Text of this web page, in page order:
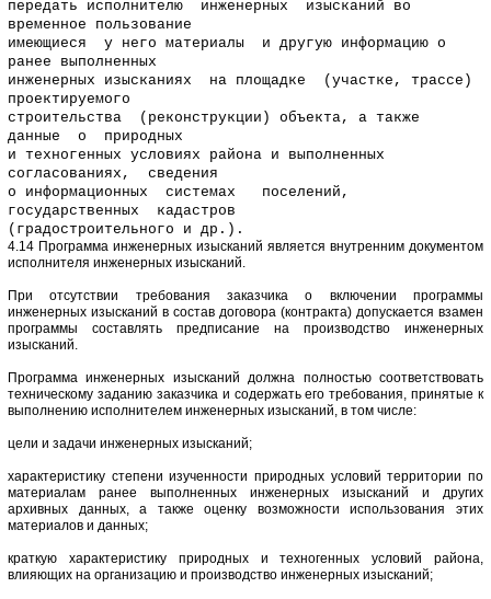
передать исполнителю инженерных изысканий во
временное пользование
имеющиеся у него материалы и другую информацию о
ранее выполненных
инженерных изысканиях на площадке (участке, трассе)
проектируемого
строительства (реконструкции) объекта, а также
данные о природных
и техногенных условиях района и выполненных
согласованиях, сведения
о информационных системах поселений,
государственных кадастров
(градостроительного и др.).
4.14 Программа инженерных изысканий является внутренним документом
исполнителя инженерных изысканий.
При отсутствии требования заказчика о включении программы
инженерных изысканий в состав договора (контракта) допускается взамен
программы составлять предписание на производство инженерных
изысканий.
Программа инженерных изысканий должна полностью соответствовать
техническому заданию заказчика и содержать его требования, принятые к
выполнению исполнителем инженерных изысканий, в том числе:
цели и задачи инженерных изысканий;
характеристику степени изученности природных условий территории по
материалам ранее выполненных инженерных изысканий и других
архивных данных, а также оценку возможности использования этих
материалов и данных;
краткую характеристику природных и техногенных условий района,
влияющих на организацию и производство инженерных изысканий;